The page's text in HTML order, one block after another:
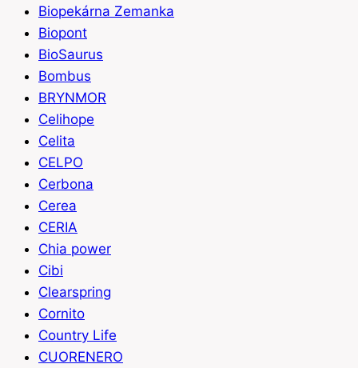
Biopekárna Zemanka
Biopont
BioSaurus
Bombus
BRYNMOR
Celihope
Celita
CELPO
Cerbona
Cerea
CERIA
Chia power
Cibi
Clearspring
Cornito
Country Life
CUORENERO